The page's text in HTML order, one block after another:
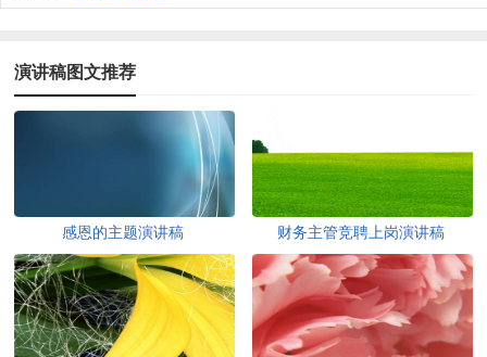
演讲稿图文推荐
感恩的主题演讲稿 财务主管竞聘上岗演讲稿